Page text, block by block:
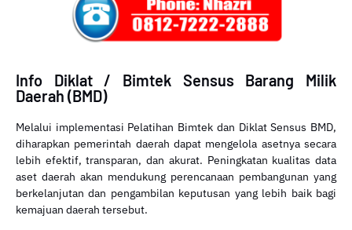
Info Diklat / Bimtek Sensus Barang Milik
Daerah (BMD)
Melalui implementasi Pelatihan Bimtek dan Diklat Sensus BMD,
diharapkan pemerintah daerah dapat mengelola asetnya secara
lebih efektif, transparan, dan akurat. Peningkatan kualitas data
aset daerah akan mendukung perencanaan pembangunan yang
berkelanjutan dan pengambilan keputusan yang lebih baik bagi
kemajuan daerah tersebut.